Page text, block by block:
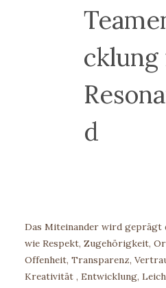
cklung
d
Das Miteinander wird geprägt
wie Respekt, Zugehörigkeit,
Offenheit, Transparenz,
Kreativität , Entwicklung,